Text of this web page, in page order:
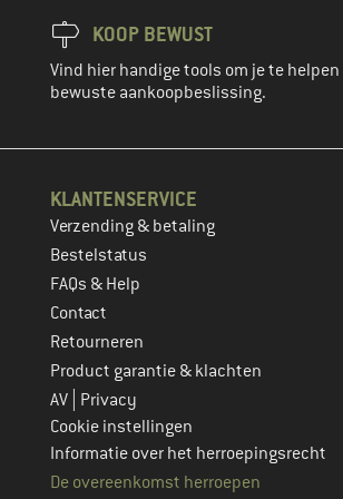
KOOP BEWUST
Vind hier handige tools om je te helpen
bewuste aankoopbeslissing.
KLANTENSERVICE
Verzending & betaling
Bestelstatus
FAQs & Help
Contact
Retourneren
Product garantie & klachten
AV Privacy
Cookie instellingen
Informatie over het herroepingsrecht
De overeenkomst herroepen